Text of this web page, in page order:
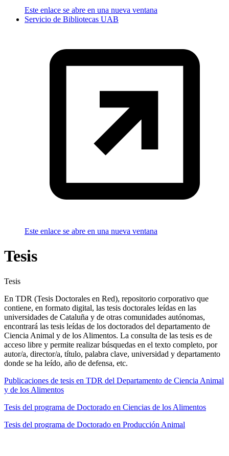
Este enlace se abre en una nueva ventana
Servicio de Bibliotecas UAB
Este enlace se abre en una nueva ventana
Tesis
Tesis
En TDR (Tesis Doctorales en Red), repositorio corporativo que
contiene, en formato digital, las tesis doctorales leídas en las
universidades de Cataluña y de otras comunidades autónomas,
encontrará las tesis leídas de los doctorados del departamento de
Ciencia Animal y de los Alimentos. La consulta de las tesis es de
acceso libre y permite realizar búsquedas en el texto completo, por
autor/a, director/a, título, palabra clave, universidad y departamento
donde se ha leído, año de defensa, etc.
Publicaciones de tesis en TDR del Departamento de Ciencia Animal
y de los Alimentos
Tesis del programa de Doctorado en Ciencias de los Alimentos
Tesis del programa de Doctorado en Producción Animal